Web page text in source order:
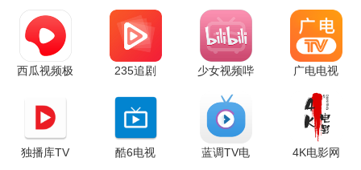
用户无需支付任何费用，就可以享受到平台内所有短剧的观
看权益。
2.红果短剧还提供了便捷的点播功能，用户可以根据自己的
3.无论是想重温经典，还是探索新作，用户都可以通过简单
的操作，快速找到并观看自己感兴趣的剧集。
6.1.70 安卓
版
1.1.0 安卓
版
5.0.0 安卓
版
1.15.0 官方
版
西瓜视频极
红包版
235追剧
安卓版
少女视频哔
9.5.0 最新
版
广电电视
版
独播库TV
酷6电视
蓝调TV电
4K电影网